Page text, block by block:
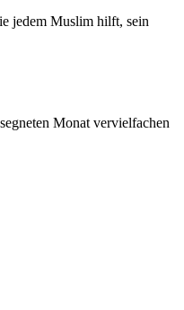
jedem Muslim hilft, sein
Monat vervielfachen